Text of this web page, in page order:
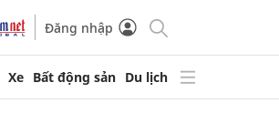
Đăng nhập
Xe Bất động sản Du lịch